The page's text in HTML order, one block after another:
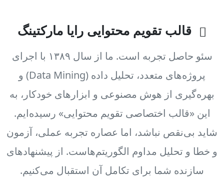
قالب تقویم محتوایی رایا مارکتینگ
سئو حاصل تجربه است. ما از سال ۱۳۸۹ با اجرای
پروژه‌های متعدد، تحلیل داده (Data Mining) و
بهره‌گیری از هوش مصنوعی و ابزارهای خودکار، به
این «قالب اختصاصی تقویم محتوایی» رسیده‌ایم.
شاید بی‌نقص نباشد، اما عصاره تجربه‌ عملی، آزمون
و خطا و تحلیل مداوم الگوریتم‌هاست. از پیشنهادهای
سازنده شما برای تکامل آن استقبال می‌کنیم.